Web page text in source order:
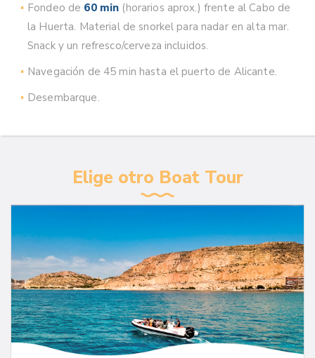
Fondeo de 60 min (horarios aprox.) frente al Cabo de
la Huerta. Material de snorkel para nadar en alta mar.
Snack y un refresco/cerveza incluidos.
Navegación de 45 min hasta el puerto de Alicante.
Desembarque.
Elige otro Boat Tour